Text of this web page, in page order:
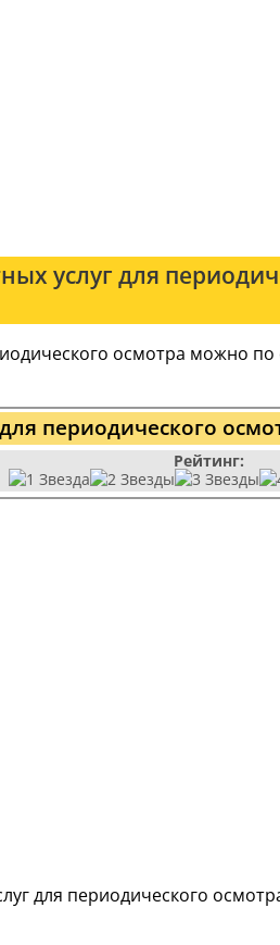
услуг для
осмотра можно
периодического
Рейтинг:
для периодического